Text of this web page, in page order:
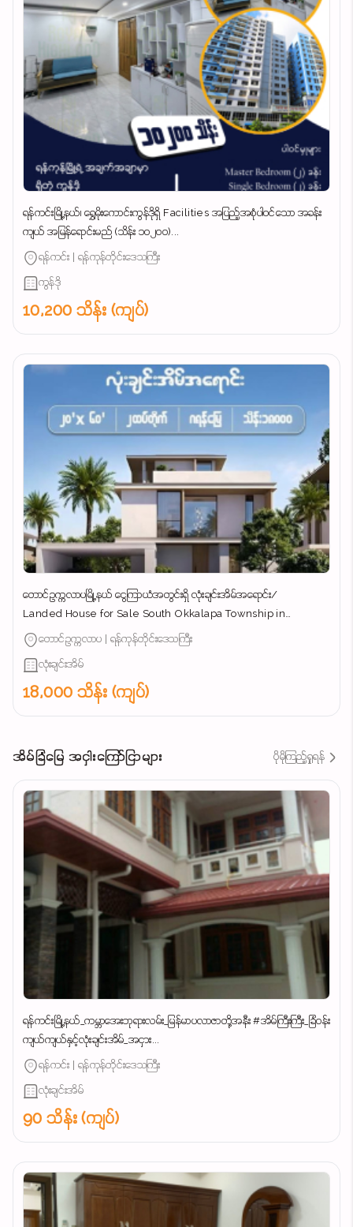
ရန်ကင်းမြို့နယ်၊ ရွှေမိုးကောင်းကွန်ဒိုရှိ Facilities အပြည့်အစုံပါဝင်သော အခန်း
ကျယ် အမြန်ရောင်းမည် (သိန်း ၁၀၂၀၀)...
ရန်ကင်း | ရန်ကုန်တိုင်းဒေသကြီး
ကွန်ဒို
10,200 သိန်း (ကျပ်)
တောင်ဥက္ကလာပမြို့နယ် ​ငွေကြာယံအတွင်းရှိ လုံးချင်းအိမ်အ​ရောင်း/
Landed House for Sale South Okkalapa Township in
Yangon/
တောင်ဥက္ကလာပ | ရန်ကုန်တိုင်းဒေသကြီး
လုံးချင်းအိမ်
18,000 သိန်း (ကျပ်)
အိမ်ခြံမြေ အငှါးကြော်ငြာများ ပိုမိုကြည့်ရှုရန်
ရန်ကင်းမြို့နယ်_ကမ္ဘာအေးဘုရားလမ်း_မြန်မာပလာဇာတို့အနီး #အိမ်ကြီးကြီး_ခြံဝန်း
ကျယ်ကျယ်နှင့်လုံးချင်းအိမ်_အငှား...
ရန်ကင်း | ရန်ကုန်တိုင်းဒေသကြီး
လုံးချင်းအိမ်
90 သိန်း (ကျပ်)